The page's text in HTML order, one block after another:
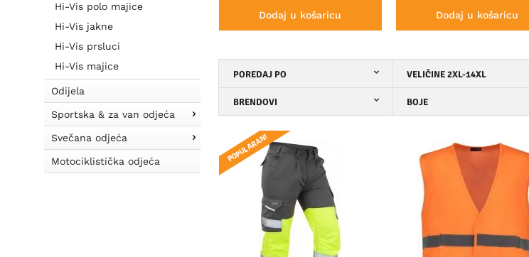
Hi-Vis polo majice
Hi-Vis jakne
Hi-Vis prsluci
Hi-Vis majice
Odijela
Sportska & za van odjeća
Svečana odjeća
Motociklistička odjeća
Dodaj u košaricu Dodaj u košaricu Dodaj u košaricu
POREDAJ PO VELIČINE 2XL-14XL
BRENDOVI BOJE
POPULARAN!